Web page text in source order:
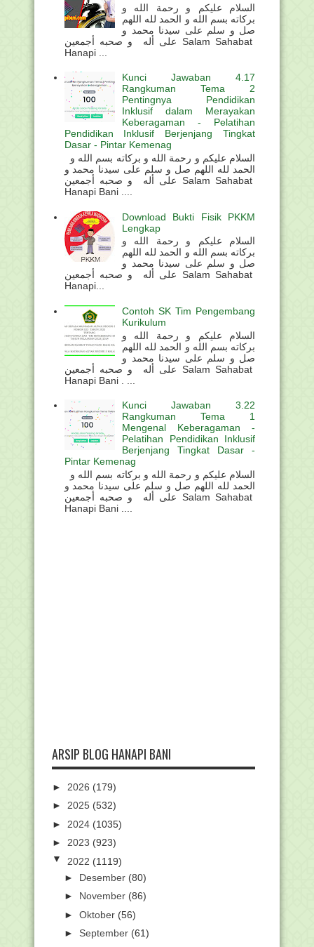
السلام عليكم و رحمة الله و
بركاته بسم الله و الحمد لله اللهم
صل و سلم على سيدنا محمد و
على أله و صحبه أجمعين Salam Sahabat
Hanapi ...
Kunci Jawaban 4.17
Rangkuman Tema 2
Pentingnya Pendidikan
Inklusif dalam Merayakan
Keberagaman - Pelatihan
Pendidikan Inklusif Berjenjang Tingkat
Dasar - Pintar Kemenag
الحمد لله اللهم صل و سلم على سيدنا محمد و
على أله و صحبه أجمعين Salam Sahabat
Hanapi Bani ....
Download Bukti Fisik PKKM
Lengkap
السلام عليكم و رحمة الله و
بركاته بسم الله و الحمد لله اللهم
صل و سلم على سيدنا محمد و
على أله و صحبه أجمعين Salam Sahabat
Hanapi...
Contoh SK Tim Pengembang
Kurikulum
السلام عليكم و رحمة الله و
بركاته بسم الله و الحمد لله اللهم
صل و سلم على سيدنا محمد و
على أله و صحبه أجمعين Salam Sahabat
Hanapi Bani . ...
Kunci Jawaban 3.22
Rangkuman Tema 1
Mengenal Keberagaman -
Pelatihan Pendidikan Inklusif
Berjenjang Tingkat Dasar -
Pintar Kemenag
الحمد لله اللهم صل و سلم على سيدنا محمد و
على أله و صحبه أجمعين Salam Sahabat
Hanapi Bani ....
ARSIP BLOG HANAPI BANI
► 2026 (179)
► 2025 (532)
► 2024 (1035)
► 2023 (923)
▼ 2022 (1119)
► Desember (80)
► November (86)
► Oktober (56)
► September (61)